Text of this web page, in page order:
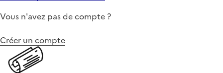
Vous n'avez pas de compte ?
Créer un compte